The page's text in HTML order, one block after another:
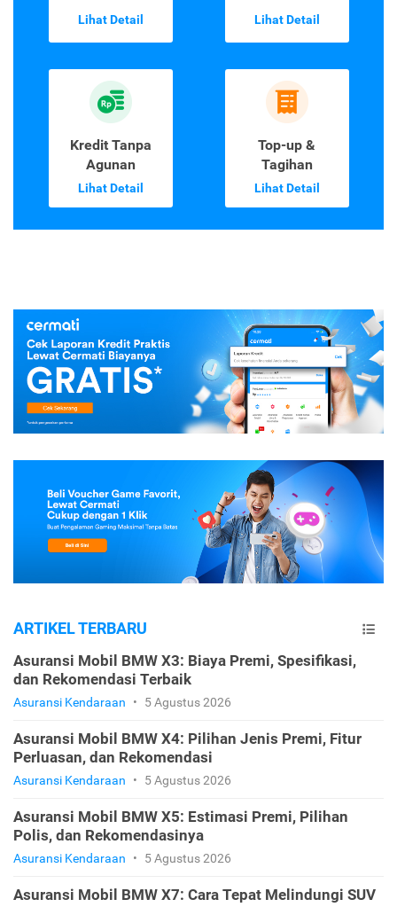
Lihat Detail Lihat Detail
Kredit Tanpa
Agunan
Lihat Detail
Top-up &
Tagihan
Lihat Detail
ARTIKEL TERBARU
Asuransi Mobil BMW X3: Biaya Premi, Spesifikasi,
dan Rekomendasi Terbaik
Asuransi Kendaraan • 5 Agustus 2026
Asuransi Mobil BMW X4: Pilihan Jenis Premi, Fitur
Perluasan, dan Rekomendasi
Asuransi Kendaraan • 5 Agustus 2026
Asuransi Mobil BMW X5: Estimasi Premi, Pilihan
Polis, dan Rekomendasinya
Asuransi Kendaraan • 5 Agustus 2026
Asuransi Mobil BMW X7: Cara Tepat Melindungi SUV